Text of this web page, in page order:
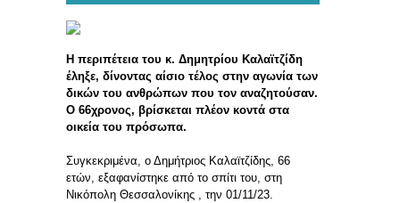
Η περιπέτεια του κ. Δημητρίου Καλαϊτζίδη
έληξε, δίνοντας αίσιο τέλος στην αγωνία των
δικών του ανθρώπων που τον αναζητούσαν.
Ο 66χρονος, βρίσκεται πλέον κοντά στα
οικεία του πρόσωπα.
Συγκεκριμένα, ο Δημήτριος Καλαϊτζίδης, 66
ετών, εξαφανίστηκε από το σπίτι του, στη
Νικόπολη Θεσσαλονίκης , την 01/11/23.